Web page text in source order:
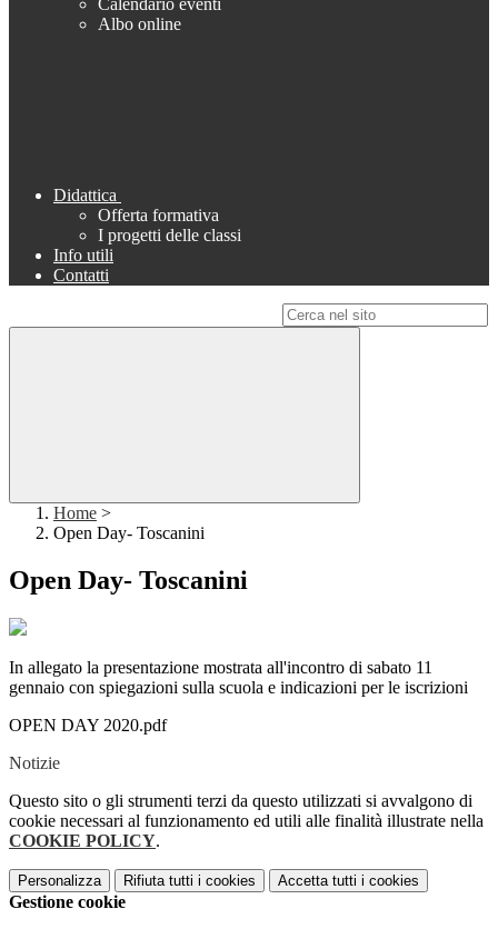
Calendario eventi
Albo online
Didattica
Offerta formativa
I progetti delle classi
Info utili
Contatti
Home >
Open Day- Toscanini
Open Day- Toscanini
In allegato la presentazione mostrata all'incontro di sabato 11
gennaio con spiegazioni sulla scuola e indicazioni per le iscrizioni
OPEN DAY 2020.pdf
Notizie
Questo sito o gli strumenti terzi da questo utilizzati si avvalgono di
cookie necessari al funzionamento ed utili alle finalità illustrate nella
COOKIE POLICY.
Personalizza Rifiuta tutti i cookies Accetta tutti i cookies
Gestione cookie